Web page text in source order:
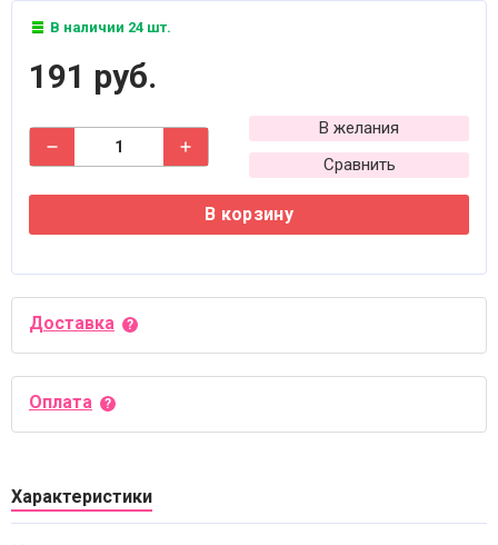
В наличии 24 шт.
191 руб.
В желания
Сравнить
В корзину
Доставка
Оплата
Характеристики